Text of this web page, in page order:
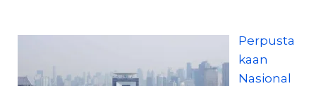
Perpusta
kaan
Nasional